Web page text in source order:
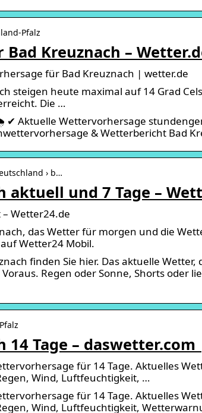
Pfalz
Kreuznach –
für Bad Kreuznach | wetter.de
steigen heute maximal auf 14 Grad
Die …
✔ Aktuelle Wettervorhersage
& Wetterbericht Bad
› b…
aktuell und 7 Tage –
Wetter24.de
das Wetter für morgen und die
Wetter24 Mobil.
finden Sie hier. Das aktuelle Wetter,
Regen oder Sonne, Shorts oder
14 Tage –
für 14 Tage. Aktuelles
Wind, Luftfeuchtigkeit, …
für 14 Tage. Aktuelles
Wind, Luftfeuchtigkeit,